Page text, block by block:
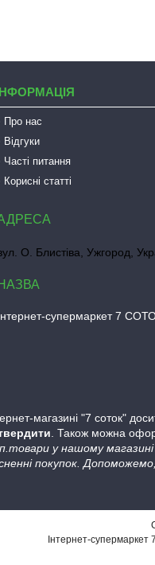
Про нас
Відгуки
Часті питання
Корисні статті
О. Блистіва, Ужгород,
супермаркет 7
магазині "7 соток"
. Також можна
у нашому
покупок.